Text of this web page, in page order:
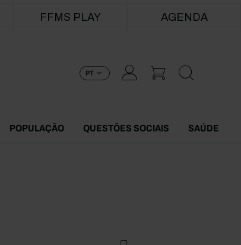
FFMS PLAY AGENDA
PT
POPULAÇÃO QUESTÕES SOCIAIS SAÚDE